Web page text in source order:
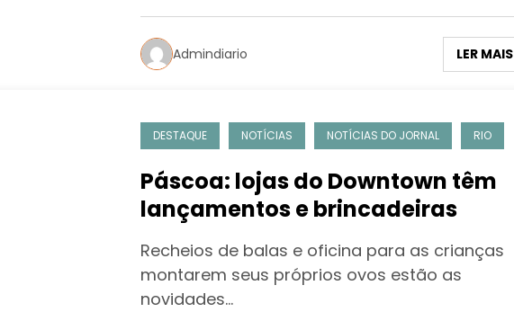
Admindiario LER MAIS
DESTAQUE NOTÍCIAS NOTÍCIAS DO JORNAL RIO
Páscoa: lojas do Downtown têm
lançamentos e brincadeiras
Recheios de balas e oficina para as crianças
montarem seus próprios ovos estão as
novidades…